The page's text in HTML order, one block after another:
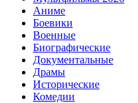
Аниме
Боевики
Военные
Биографические
Документальные
Драмы
Исторические
Комедии